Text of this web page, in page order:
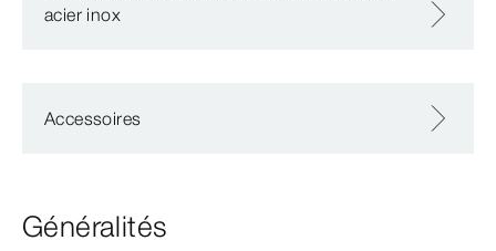
acier inox
Accessoires
Généralités